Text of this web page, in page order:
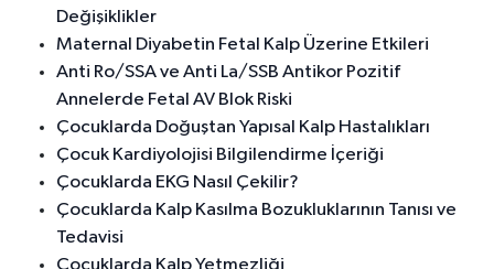
Değişiklikler
Maternal Diyabetin Fetal Kalp Üzerine Etkileri
Anti Ro/SSA ve Anti La/SSB Antikor Pozitif
Annelerde Fetal AV Blok Riski
Çocuklarda Doğuştan Yapısal Kalp Hastalıkları
Çocuk Kardiyolojisi Bilgilendirme İçeriği
Çocuklarda EKG Nasıl Çekilir?
Çocuklarda Kalp Kasılma Bozukluklarının Tanısı ve
Tedavisi
Çocuklarda Kalp Yetmezliği